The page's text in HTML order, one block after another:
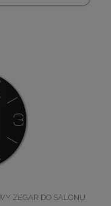
ZEGAR DO SALONU